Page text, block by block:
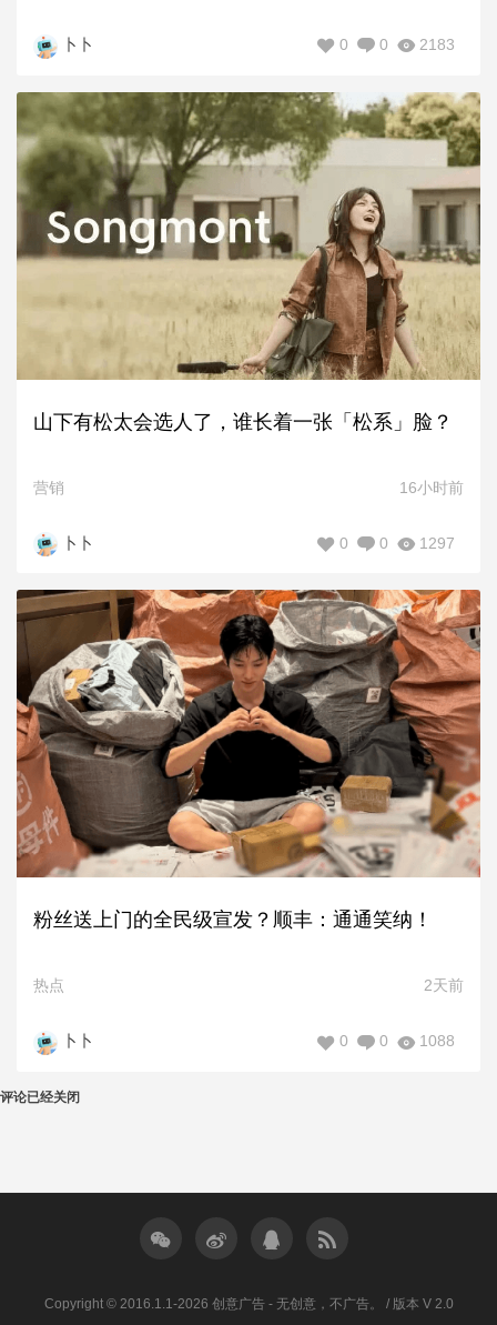
卜卜 2183
0
0
山下有松太会选人了，谁长着一张「松系」脸？
营销 16小时前
卜卜 1297
0
0
粉丝送上门的全民级宣发？顺丰：通通笑纳！
热点 2天前
卜卜 1088
0
0
评论已经关闭
Copyright © 2016.1.1-2026 创意广告 - 无创意，不广告。 / 版本 V 2.0